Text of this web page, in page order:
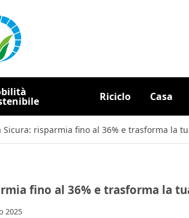
Riciclo Casa
Sicura: risparmia fino al 36% e trasforma la
fino al 36% e trasforma la
2025